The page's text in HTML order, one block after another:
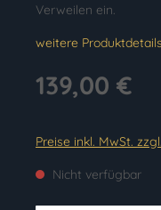
Verweilen ein.
weitere Produktdetails
139,00 €
Preise inkl. MwSt.
Nicht verfügbar